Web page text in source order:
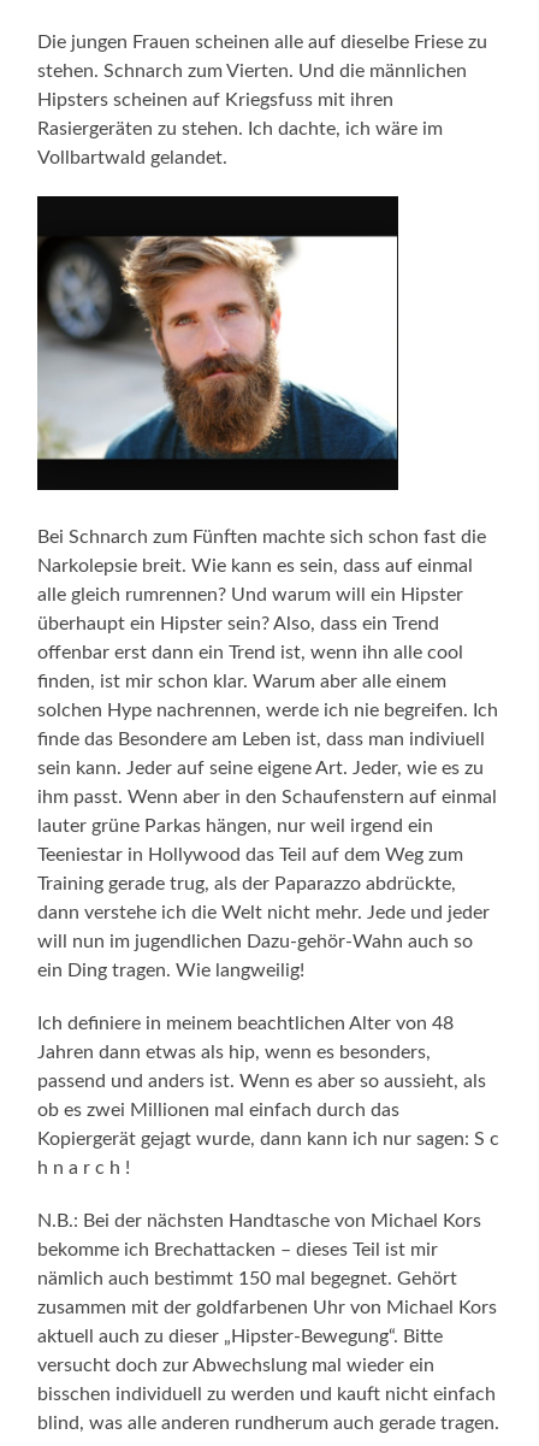
Die jungen Frauen scheinen alle auf dieselbe Friese zu
stehen. Schnarch zum Vierten. Und die männlichen
Hipsters scheinen auf Kriegsfuss mit ihren
Rasiergeräten zu stehen. Ich dachte, ich wäre im
Vollbartwald gelandet.
Bei Schnarch zum Fünften machte sich schon fast die
Narkolepsie breit. Wie kann es sein, dass auf einmal
alle gleich rumrennen? Und warum will ein Hipster
überhaupt ein Hipster sein? Also, dass ein Trend
offenbar erst dann ein Trend ist, wenn ihn alle cool
finden, ist mir schon klar. Warum aber alle einem
solchen Hype nachrennen, werde ich nie begreifen. Ich
finde das Besondere am Leben ist, dass man indiviuell
sein kann. Jeder auf seine eigene Art. Jeder, wie es zu
ihm passt. Wenn aber in den Schaufenstern auf einmal
lauter grüne Parkas hängen, nur weil irgend ein
Teeniestar in Hollywood das Teil auf dem Weg zum
Training gerade trug, als der Paparazzo abdrückte,
dann verstehe ich die Welt nicht mehr. Jede und jeder
will nun im jugendlichen Dazu-gehör-Wahn auch so
ein Ding tragen. Wie langweilig!
Ich definiere in meinem beachtlichen Alter von 48
Jahren dann etwas als hip, wenn es besonders,
passend und anders ist. Wenn es aber so aussieht, als
ob es zwei Millionen mal einfach durch das
Kopiergerät gejagt wurde, dann kann ich nur sagen: S c
h n a r c h !
N.B.: Bei der nächsten Handtasche von Michael Kors
bekomme ich Brechattacken – dieses Teil ist mir
nämlich auch bestimmt 150 mal begegnet. Gehört
zusammen mit der goldfarbenen Uhr von Michael Kors
aktuell auch zu dieser „Hipster-Bewegung“. Bitte
versucht doch zur Abwechslung mal wieder ein
bisschen individuell zu werden und kauft nicht einfach
blind, was alle anderen rundherum auch gerade tragen.